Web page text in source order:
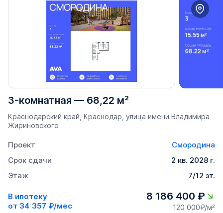
3-комнатная — 68,22 м²
Краснодарский край, Краснодар, улица имени Владимира
Жириновского
Проект
Смородина
Срок сдачи
2 кв. 2028 г.
Этаж
7/12 эт.
В ипотеку
от 34 357 ₽/мес
8 186 400 ₽
120 000₽/м²